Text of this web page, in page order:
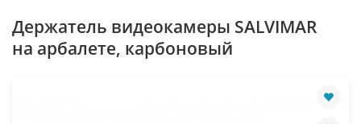
Держатель видеокамеры SALVIMAR
на арбалете, карбоновый